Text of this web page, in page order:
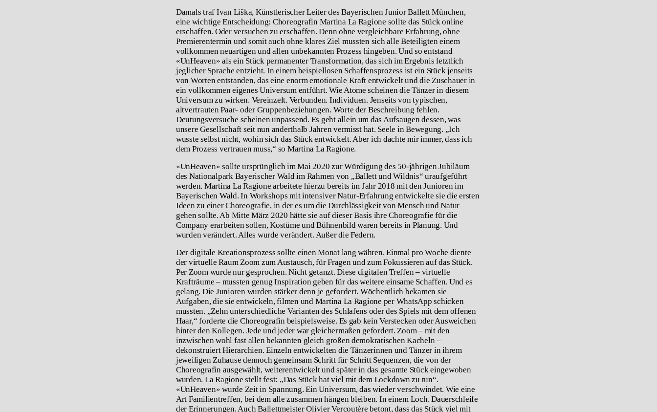
Damals traf Ivan Liška, Künstlerischer Leiter des Bayerischen Junior Ballett München,
eine wichtige Entscheidung: Choreografin Martina La Ragione sollte das Stück online
erschaffen. Oder versuchen zu erschaffen. Denn ohne vergleichbare Erfahrung, ohne
Premierentermin und somit auch ohne klares Ziel mussten sich alle Beteiligten einem
vollkommen neuartigen und allen unbekannten Prozess hingeben. Und so entstand
«UnHeaven» als ein Stück permanenter Transformation, das sich im Ergebnis letztlich
jeglicher Sprache entzieht. In einem beispiellosen Schaffensprozess ist ein Stück jenseits
von Worten entstanden, das eine enorm emotionale Kraft entwickelt und die Zuschauer in
ein vollkommen eigenes Universum entführt. Wie Atome scheinen die Tänzer in diesem
Universum zu wirken. Vereinzelt. Verbunden. Individuen. Jenseits von typischen,
altvertrauten Paar- oder Gruppenbeziehungen. Worte der Beschreibung fehlen.
Deutungsversuche scheinen unpassend. Es geht allein um das Aufsaugen dessen, was
unsere Gesellschaft seit nun anderthalb Jahren vermisst hat. Seele in Bewegung. „Ich
wusste selbst nicht, wohin sich das Stück entwickelt. Aber ich dachte mir immer, dass ich
dem Prozess vertrauen muss,“ so Martina La Ragione.
«UnHeaven» sollte ursprünglich im Mai 2020 zur Würdigung des 50-jährigen Jubiläum
des Nationalpark Bayerischer Wald im Rahmen von „Ballett und Wildnis“ uraufgeführt
werden. Martina La Ragione arbeitete hierzu bereits im Jahr 2018 mit den Junioren im
Bayerischen Wald. In Workshops mit intensiver Natur-Erfahrung entwickelte sie die ersten
Ideen zu einer Choreografie, in der es um die Durchlässigkeit von Mensch und Natur
gehen sollte. Ab Mitte März 2020 hätte sie auf dieser Basis ihre Choreografie für die
Company erarbeiten sollen, Kostüme und Bühnenbild waren bereits in Planung. Und
wurden verändert. Alles wurde verändert. Außer die Federn.
Der digitale Kreationsprozess sollte einen Monat lang währen. Einmal pro Woche diente
der virtuelle Raum Zoom zum Austausch, für Fragen und zum Fokussieren auf das Stück.
Per Zoom wurde nur gesprochen. Nicht getanzt. Diese digitalen Treffen – virtuelle
Krafträume – mussten genug Inspiration geben für das weitere einsame Schaffen. Und es
gelang. Die Junioren wurden stärker denn je gefordert. Wöchentlich bekamen sie
Aufgaben, die sie entwickeln, filmen und Martina La Ragione per WhatsApp schicken
mussten. „Zehn unterschiedliche Varianten des Schlafens oder des Spiels mit dem offenen
Haar,“ forderte die Choreografin beispielsweise. Es gab kein Verstecken oder Ausweichen
hinter den Kollegen. Jede und jeder war gleichermaßen gefordert. Zoom – mit den
inzwischen wohl fast allen bekannten gleich großen demokratischen Kacheln –
dekonstruiert Hierarchien. Einzeln entwickelten die Tänzerinnen und Tänzer in ihrem
jeweiligen Zuhause dennoch gemeinsam Schritt für Schritt Sequenzen, die von der
Choreografin ausgewählt, weiterentwickelt und später in das gesamte Stück eingewoben
wurden. La Ragione stellt fest: „Das Stück hat viel mit dem Lockdown zu tun“.
«UnHeaven» wurde Zeit in Spannung. Ein Universum, das wieder verschwindet. Wie eine
Art Familientreffen, bei dem alle zusammen hängen bleiben. In einem Loch. Dauerschleife
der Erinnerungen. Auch Ballettmeister Olivier Vercoutère betont, dass das Stück viel mit